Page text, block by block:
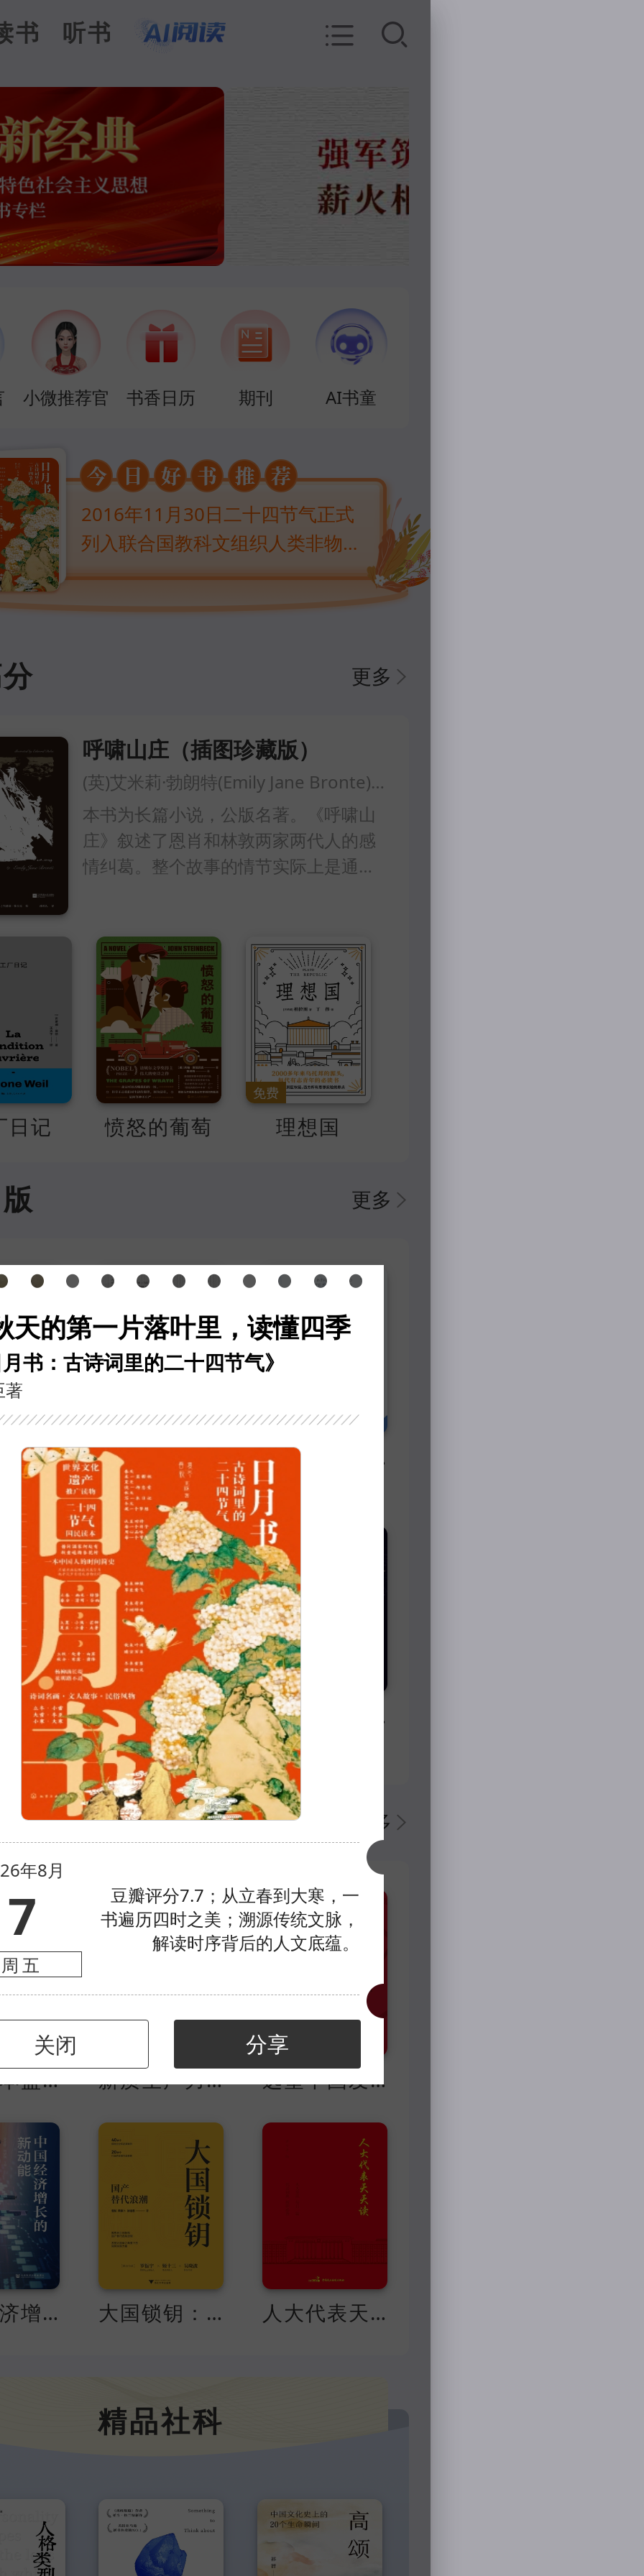
书 听书
小微推荐官 书香日历 期刊 AI书童
2016年11月30日二十四节气正式
列入联合国教科文组织人类非物
质文化遗产代表名录。本书按照
慧中，吸取当下生活的感悟和启
示。
更多
呼啸山庄（插图珍藏版）
(英)艾米莉·勃朗特(Emily Jane Bronte)著
本书为长篇小说，公版名著。《呼啸山
庄》叙述了恩肖和林敦两家两代人的感
情纠葛。整个故事的情节实际上是通过
活。第二阶段着重描写凯瑟琳因为虚
荣、无知和愚昧，背弃了希斯克利夫，
成了画眉田庄的女主人。第三阶段以大
量笔墨描绘希斯克利夫如何在绝望中把
满腔仇恨化为报仇雪耻的计谋和行动。
最后阶段尽管只交代了希斯克利夫的死
亡，却突出地揭示了当他了解哈里顿和
小凯瑟琳相爱后，思想上经历的一种崭
日记 愤怒的葡萄
免费
理想国
更多
语心之容——早期儒家的“为己之学” 太平天国及晚清社会研究（第10辑）
2026年03月
研究生导师概论
2026年03月
多模态具身智能机器人开发 从此以后我的身上长了一只猫
2026年03月
数字媒体信息安全——数字媒体技术与信息保护实践
2026年03月
更多
中国基本盘：发现新质生产力 新质生产力：高质量发展的新引擎
免费
远望中国发展——十大领域的战略分析
中国经济增长的新动能 大国锁钥：国产替代浪潮 人大代表天天读
精品社科
天的第一片落叶里，读懂四季
书：古诗词里的二十四节气》
著
年8月
7
周五
豆瓣评分7.7；从立春到大寒，一
书遍历四时之美；溯源传统文脉，
解读时序背后的人文底蕴。
关闭 分享